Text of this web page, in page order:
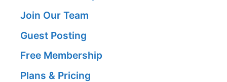
Join Our Team
Guest Posting
Free Membership
Plans & Pricing